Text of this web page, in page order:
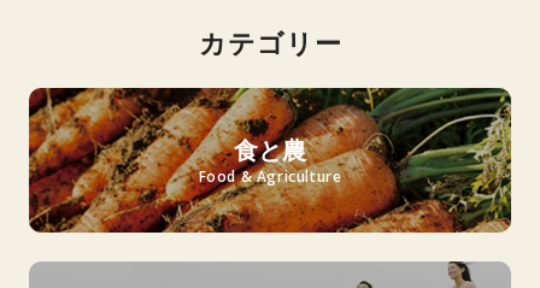
カテゴリー
食と農
Food & Agriculture